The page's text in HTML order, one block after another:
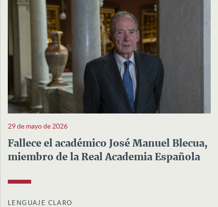
29 de mayo de 2026
Fallece el académico José Manuel Blecua,
miembro de la Real Academia Española
LENGUAJE CLARO